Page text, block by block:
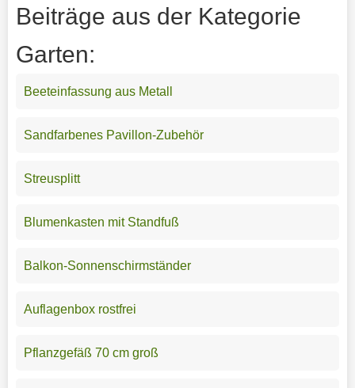
Beiträge aus der Kategorie
Garten:
Beeteinfassung aus Metall
Sandfarbenes Pavillon-Zubehör
Streusplitt
Blumenkasten mit Standfuß
Balkon-Sonnenschirmständer
Auflagenbox rostfrei
Pflanzgefäß 70 cm groß